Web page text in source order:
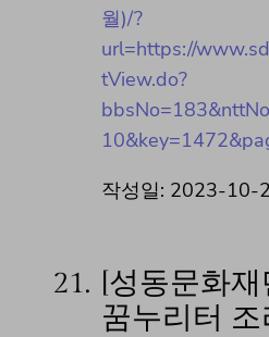
월)/?
url=https://
tView.do?
작성일: 2023-10-
21. [성동문화재
꿈누리터